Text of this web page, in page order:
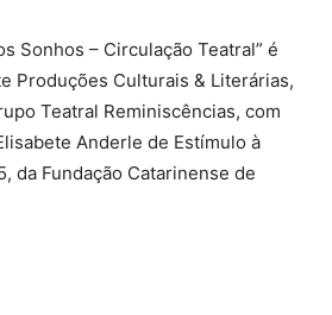
Sonhos – Circulação Teatral” é
Produções Culturais & Literárias,
Teatral Reminiscências, com
Anderle de Estímulo à
da Fundação Catarinense de